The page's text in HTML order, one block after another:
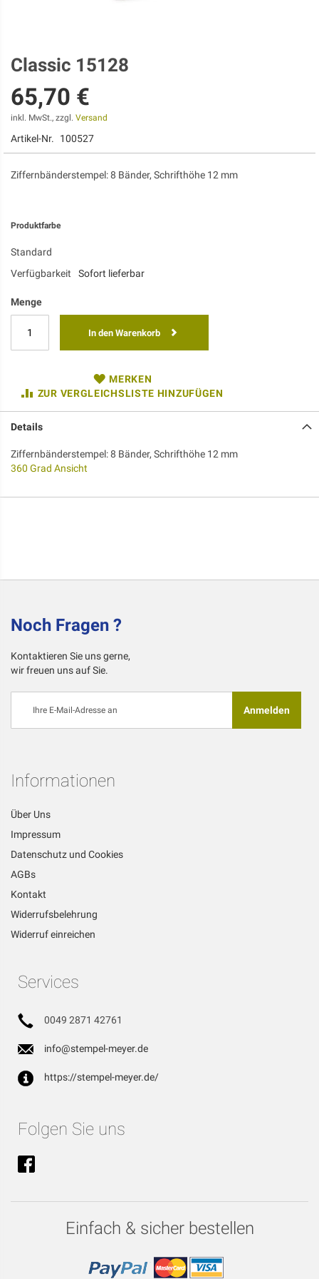
Zum
Anfang
der
Bildgalerie
springen
Classic 15128
65,70 €
inkl. MwSt., zzgl. Versand
Artikel-Nr. 100527
Ziffernbänderstempel: 8 Bänder, Schrifthöhe 12 mm
Produktfarbe
Standard
Verfügbarkeit
Sofort lieferbar
Menge
In den Warenkorb
MERKEN
ZUR VERGLEICHSLISTE HINZUFÜGEN
Details
Ziffernbänderstempel: 8 Bänder, Schrifthöhe 12 mm
360 Grad Ansicht
Noch Fragen ?
Kontaktieren Sie uns gerne,
wir freuen uns auf Sie.
sich
an:
Anmelden
Informationen
Über Uns
Impressum
Datenschutz und Cookies
AGBs
Kontakt
Widerrufsbelehrung
Widerruf einreichen
Services
0049 2871 42761
info@stempel-meyer.de
https://stempel-meyer.de/
Folgen Sie uns
Einfach & sicher bestellen